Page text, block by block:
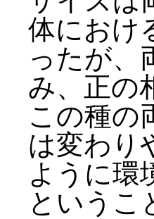
体におけ
ったが、
み、正の
この種の
は変わり
ように環
というこ